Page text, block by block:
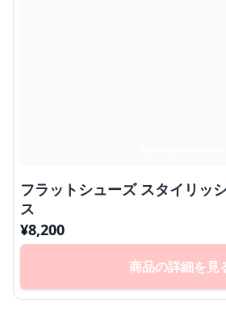
フラットシューズ スタイリッ
ス
¥8,200
商品の詳細を見